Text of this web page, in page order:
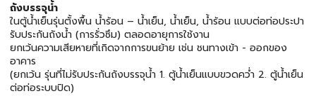
ถังบรรจุน้ำ
ในตู้น้ำเย็นรุ่นตั้งพื้น น้ำร้อน – น้ำเย็น, น้ำเย็น, น้ำร้อน แบบต่อท่อประปา
รับประกันถังน้ำ (การรั่วซึม) ตลอดอายุการใช้งาน
ยกเว้นความเสียหายที่เกิดจากการขนย้าย เช่น ชนทางเข้า - ออกของ
อาคาร
(ยกเว้น รุ่นที่ไม่รับประกันถังบรรจุน้ำ 1. ตู้น้ำเย็นแบบขวดคว่ำ 2. ตู้น้ำเย็น
ต่อท่อระบบปิด)